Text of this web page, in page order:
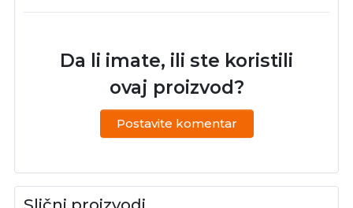
Da li imate, ili ste koristili
ovaj proizvod?
Postavite komentar